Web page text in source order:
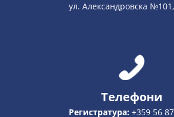
ул. Александровска
Телефони
Регистратура: +359 56